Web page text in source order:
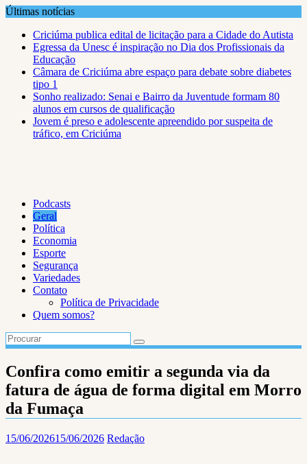
Skip
content
Últimas notícias
Criciúma publica edital de licitação para a Cidade do Autista
Egressa da Unesc é inspiração no Dia dos Profissionais da
Educação
Câmara de Criciúma abre espaço para debate sobre diabetes
tipo 1
Sonho realizado: Senai e Bairro da Juventude formam 80
alunos em cursos de qualificação
Jovem é preso e adolescente apreendido por suspeita de
tráfico, em Criciúma
Podcasts
Geral
Política
Economia
Esporte
Segurança
Variedades
Contato
Política de Privacidade
Quem somos?
Confira como emitir a segunda via da
fatura de água de forma digital em Morro
da Fumaça
15/06/202615/06/2026 Redação